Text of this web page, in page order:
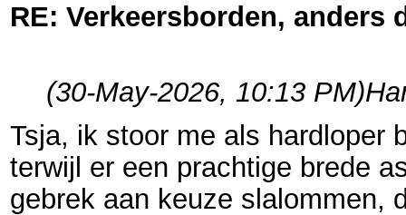
RE: Verkeersborden, anders
(30-May-2026, 10:13 PM)
Tsja, ik stoor me als hardloper
terwijl er een prachtige brede
gebrek aan keuze slalommen,